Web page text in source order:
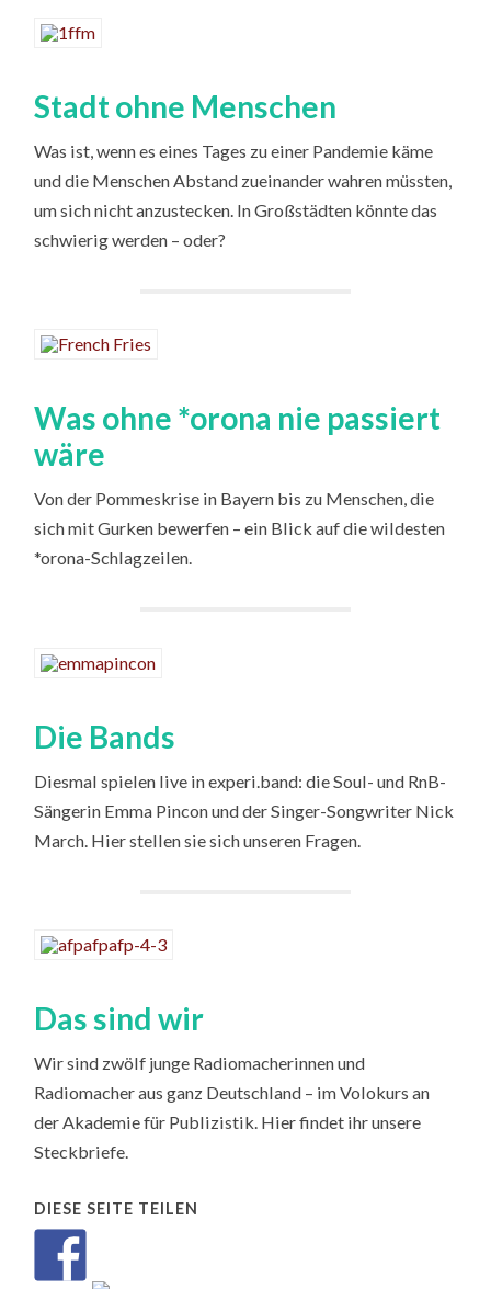
Stadt ohne Menschen
Was ist, wenn es eines Tages zu einer Pandemie käme
und die Menschen Abstand zueinander wahren müssten,
um sich nicht anzustecken. In Großstädten könnte das
schwierig werden – oder?
Was ohne *orona nie passiert
wäre
Von der Pommeskrise in Bayern bis zu Menschen, die
sich mit Gurken bewerfen – ein Blick auf die wildesten
*orona-Schlagzeilen.
Die Bands
Diesmal spielen live in experi.band: die Soul- und RnB-
Sängerin Emma Pincon und der Singer-Songwriter Nick
March. Hier stellen sie sich unseren Fragen.
Das sind wir
Wir sind zwölf junge Radiomacherinnen und
Radiomacher aus ganz Deutschland – im Volokurs an
der Akademie für Publizistik. Hier findet ihr unsere
Steckbriefe.
DIESE SEITE TEILEN